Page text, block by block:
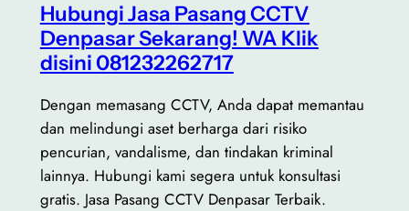
Hubungi Jasa Pasang CCTV
Denpasar Sekarang! WA Klik
disini 081232262717
Dengan memasang CCTV, Anda dapat memantau
dan melindungi aset berharga dari risiko
pencurian, vandalisme, dan tindakan kriminal
lainnya. Hubungi kami segera untuk konsultasi
gratis. Jasa Pasang CCTV Denpasar Terbaik.